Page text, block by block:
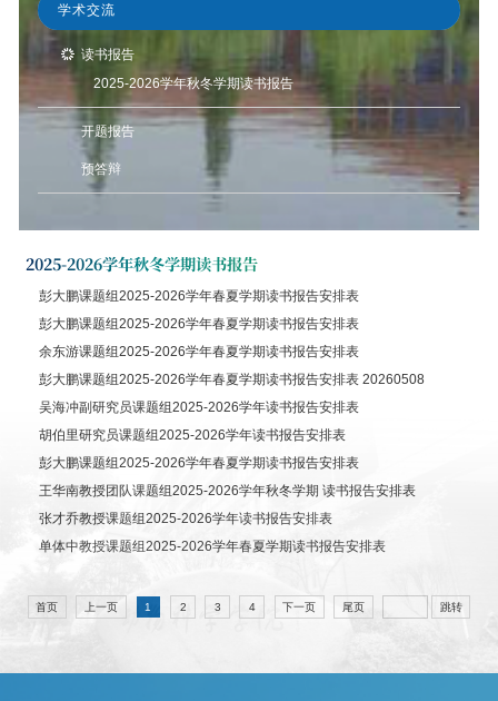
学术交流
读书报告
2025-2026学年秋冬学期读书报告
开题报告
预答辩
2025-2026学年秋冬学期读书报告
彭大鹏课题组2025-2026学年春夏学期读书报告安排表
彭大鹏课题组2025-2026学年春夏学期读书报告安排表
余东游课题组2025-2026学年春夏学期读书报告安排表
彭大鹏课题组2025-2026学年春夏学期读书报告安排表 20260508
吴海冲副研究员课题组2025-2026学年读书报告安排表
胡伯里研究员课题组2025-2026学年读书报告安排表
彭大鹏课题组2025-2026学年春夏学期读书报告安排表
王华南教授团队课题组2025-2026学年秋冬学期 读书报告安排表
张才乔教授课题组2025-2026学年读书报告安排表
单体中教授课题组2025-2026学年春夏学期读书报告安排表
首页 上一页 1 2 3 4 下一页 尾页 跳转